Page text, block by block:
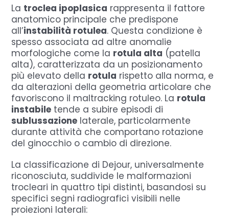
La troclea ipoplasica rappresenta il fattore
anatomico principale che predispone
all’instabilità rotulea. Questa condizione è
spesso associata ad altre anomalie
morfologiche come la rotula alta (patella
alta), caratterizzata da un posizionamento
più elevato della rotula rispetto alla norma, e
da alterazioni della geometria articolare che
favoriscono il maltracking rotuleo. La rotula
instabile tende a subire episodi di
sublussazione laterale, particolarmente
durante attività che comportano rotazione
del ginocchio o cambio di direzione.
La classificazione di Dejour, universalmente
riconosciuta, suddivide le malformazioni
trocleari in quattro tipi distinti, basandosi su
specifici segni radiografici visibili nelle
proiezioni laterali: